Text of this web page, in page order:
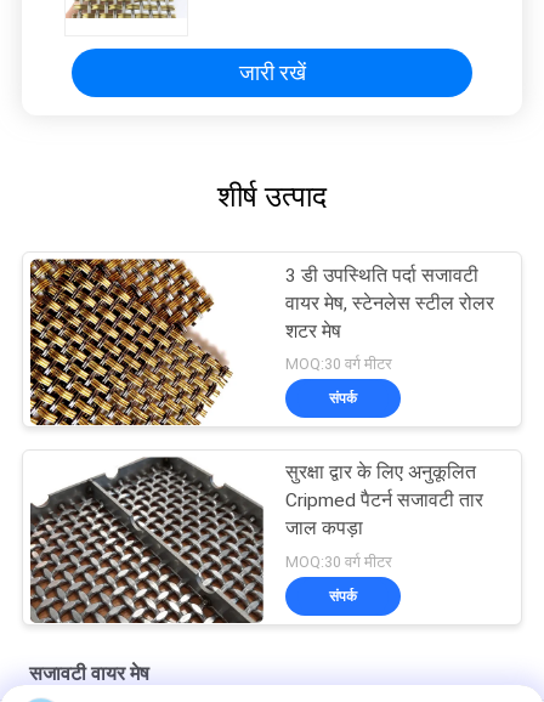
जारी रखें
शीर्ष उत्पाद
3 डी उपस्थिति पर्दा सजावटी
वायर मेष, स्टेनलेस स्टील रोलर
शटर मेष
MOQ:30 वर्ग मीटर
संपर्क
सुरक्षा द्वार के लिए अनुकूलित
Cripmed पैटर्न सजावटी तार
जाल कपड़ा
MOQ:30 वर्ग मीटर
संपर्क
सजावटी वायर मेष